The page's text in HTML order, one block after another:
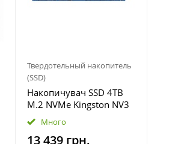
Твердотельный накопитель
(SSD)
Накопичувач SSD 4TB
M.2 NVMe Kingston NV3
M.2 2280 PCIe Gen4.0 x4
(SNV3S/4000G)
Много
13 439 грн.